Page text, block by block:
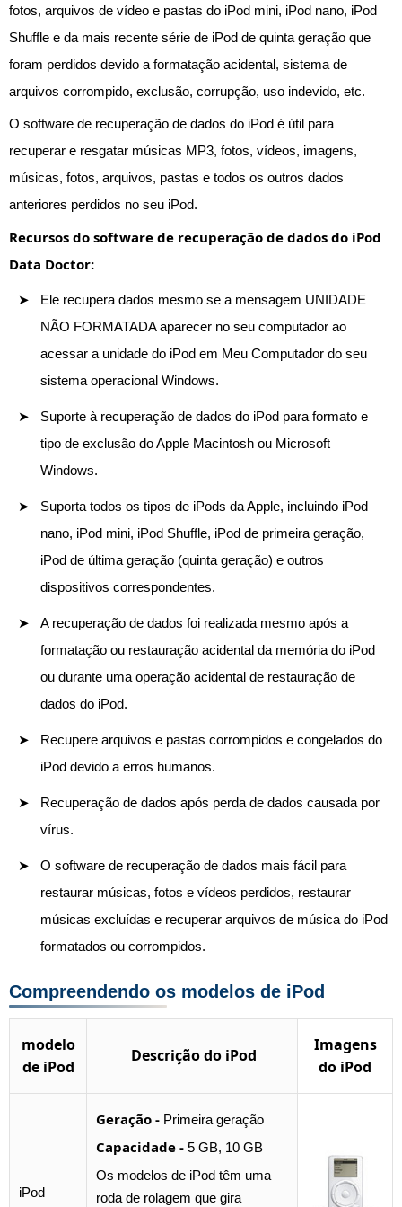
fotos, arquivos de vídeo e pastas do iPod mini, iPod nano, iPod
Shuffle e da mais recente série de iPod de quinta geração que
foram perdidos devido a formatação acidental, sistema de
arquivos corrompido, exclusão, corrupção, uso indevido, etc.
O software de recuperação de dados do iPod é útil para
recuperar e resgatar músicas MP3, fotos, vídeos, imagens,
músicas, fotos, arquivos, pastas e todos os outros dados
anteriores perdidos no seu iPod.
Recursos do software de recuperação de dados do iPod
Data Doctor:
Ele recupera dados mesmo se a mensagem UNIDADE
NÃO FORMATADA aparecer no seu computador ao
acessar a unidade do iPod em Meu Computador do seu
sistema operacional Windows.
Suporte à recuperação de dados do iPod para formato e
tipo de exclusão do Apple Macintosh ou Microsoft
Windows.
Suporta todos os tipos de iPods da Apple, incluindo iPod
nano, iPod mini, iPod Shuffle, iPod de primeira geração,
iPod de última geração (quinta geração) e outros
dispositivos correspondentes.
A recuperação de dados foi realizada mesmo após a
formatação ou restauração acidental da memória do iPod
ou durante uma operação acidental de restauração de
dados do iPod.
Recupere arquivos e pastas corrompidos e congelados do
iPod devido a erros humanos.
Recuperação de dados após perda de dados causada por
vírus.
O software de recuperação de dados mais fácil para
restaurar músicas, fotos e vídeos perdidos, restaurar
músicas excluídas e recuperar arquivos de música do iPod
formatados ou corrompidos.
Compreendendo os modelos de iPod
modelo
de iPod
Descrição do iPod
Imagens
do iPod
iPod
Geração - Primeira geração
Capacidade - 5 GB, 10 GB
Os modelos de iPod têm uma
roda de rolagem que gira